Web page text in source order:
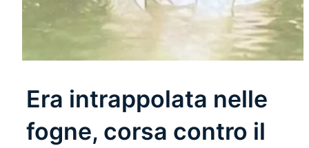
Era intrappolata nelle
fogne, corsa contro il